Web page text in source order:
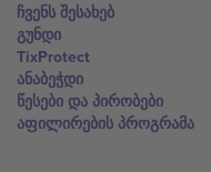
ჩვენს შესახებ
გუნდი
TixProtect
ანაბეჭდი
წესები და პირობები
აფილირების პროგრამა